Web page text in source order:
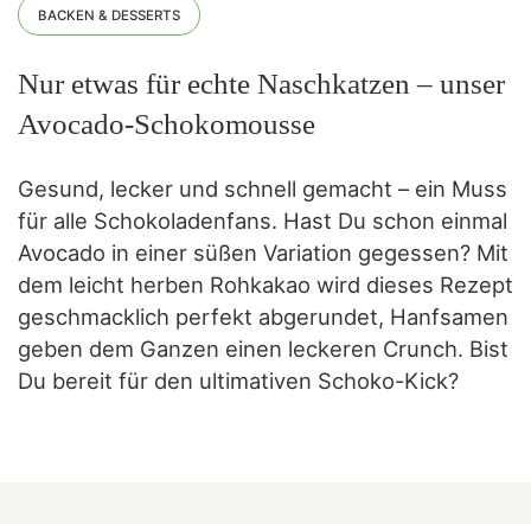
BACKEN & DESSERTS
Nur etwas für echte Naschkatzen – unser
Avocado-Schokomousse
Gesund, lecker und schnell gemacht – ein Muss
für alle Schokoladenfans. Hast Du schon einmal
Avocado in einer süßen Variation gegessen? Mit
dem leicht herben Rohkakao wird dieses Rezept
geschmacklich perfekt abgerundet, Hanfsamen
geben dem Ganzen einen leckeren Crunch. Bist
Du bereit für den ultimativen Schoko-Kick?